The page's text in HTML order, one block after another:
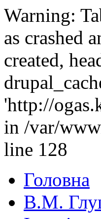
Warning:
as crashed
created,
'http://
in /var/
line 128
Головна
В.М.